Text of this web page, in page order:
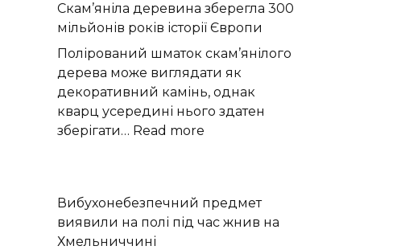
мікрогравітація
змінює
виробництво
вуглепластику
Скам’яніла деревина зберегла 300
мільйонів років історії Європи
Полірований шматок скам’янілого
дерева може виглядати як
декоративний камінь, однак
кварц усередині нього здатен
зберігати… Read more
300
мільйонів
Вибухонебезпечний предмет
виявили на полі під час жнив на
Хмельниччині